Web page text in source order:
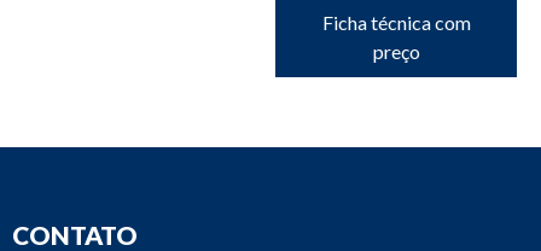
Ficha técnica com
preço
CONTATO